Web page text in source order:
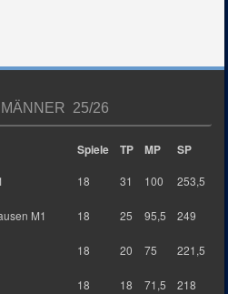
25/26
Spiele TP MP SP
18 31 100 253,5
M1 18 25 95,5 249
18 20 75 221,5
18 18 71,5 218